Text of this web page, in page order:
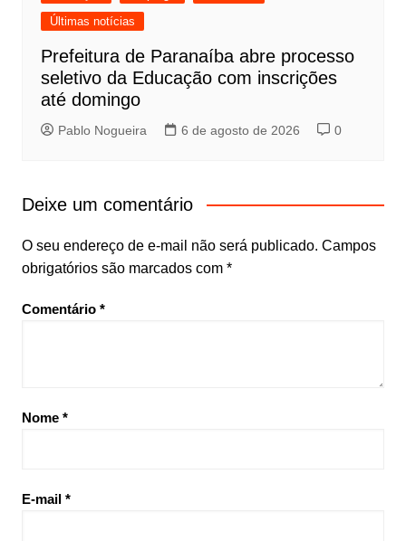
Últimas notícias
Prefeitura de Paranaíba abre processo
seletivo da Educação com inscrições
até domingo
Pablo Nogueira 6 de agosto de 2026 0
Deixe um comentário
O seu endereço de e-mail não será publicado. Campos
obrigatórios são marcados com *
Comentário *
Nome *
E-mail *